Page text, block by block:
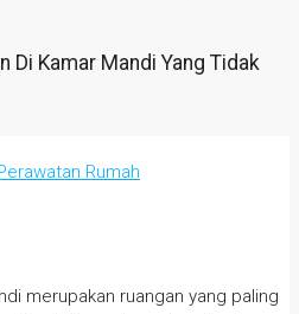
Di Kamar Mandi Yang Tidak
Rumah
merupakan ruangan yang paling